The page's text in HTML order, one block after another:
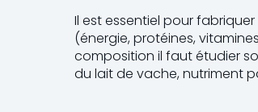
Il est essentiel pour
(énergie, protéines,
composition il faut étudier
du lait de vache, nutriment